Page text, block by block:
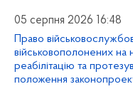
05 серпня 2026 16:48
Право
військовополонених
реабілітацію та
положення